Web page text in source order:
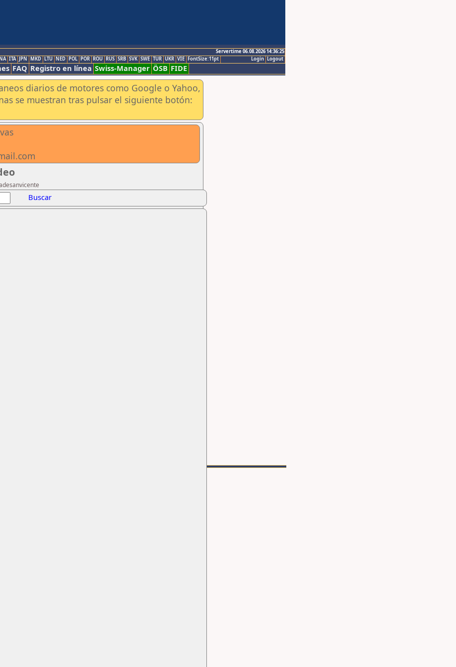
Servertime 06.08.2026 14:36:25
Logout
Login
ITA JPN MKD LTU NED POL POR ROU RUS SRB SVK SWE TUR UKR VIE FontSize:11pt
FAQ Registro en línea Swiss-Manager ÖSB FIDE
diarios de motores como Google o Yahoo,
se muestran tras pulsar el siguiente botón:
Buscar